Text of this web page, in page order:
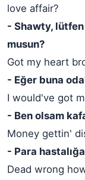
love affair?
- Shawty,
musun?
Got my heart
- Eğer buna
I would've got
- Ben olsam
Money gettin'
- Para
Dead wrong